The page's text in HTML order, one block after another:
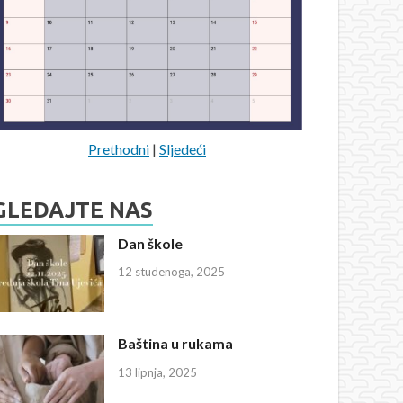
Prethodni |Sljedeći
NAS
Dan škole
12 studenoga, 2025
Baština u rukama
13 lipnja, 2025